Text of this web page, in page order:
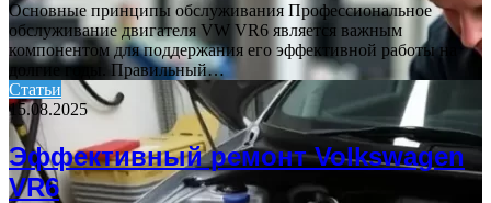
Основные принципы обслуживания Профессиональное
обслуживание двигателя VW VR6 является важным
компонентом для поддержания его эффективной работы на
долгие годы. Правильный…
Статьи
15.08.2025
Эффективный ремонт Volkswagen
VR6